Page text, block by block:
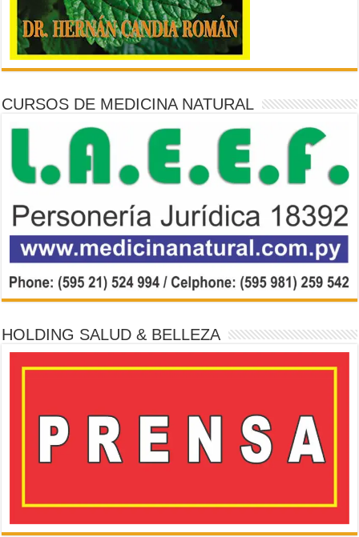
CURSOS DE MEDICINA NATURAL
HOLDING SALUD & BELLEZA